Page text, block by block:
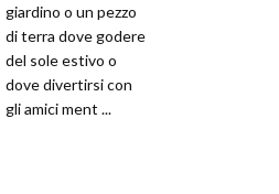
giardino o un pezzo
di terra dove godere
del sole estivo o
dove divertirsi con
gli amici ment ...